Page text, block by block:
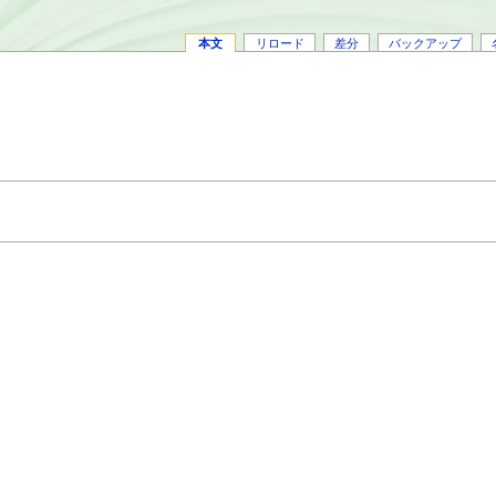
本文 リロード 差分 バックアップ